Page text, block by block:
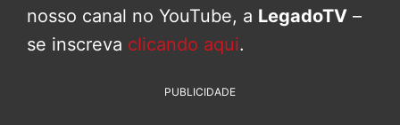
nosso canal no YouTube, a LegadoTV –
se inscreva clicando aqui.
PUBLICIDADE